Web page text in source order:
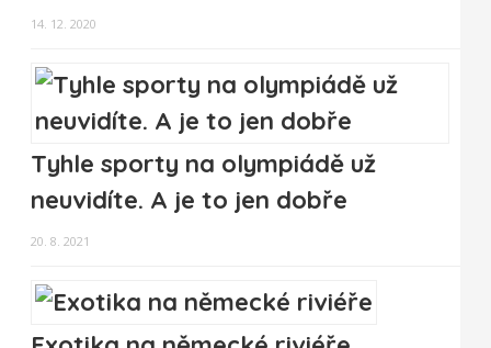
14. 12. 2020
Tyhle sporty na olympiádě už
neuvidíte. A je to jen dobře
20. 8. 2021